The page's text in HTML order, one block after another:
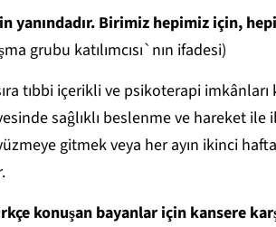
yanındadır. Birimiz hepimiz için,
grubu katılımcısı`nın ifadesi)
tıbbi içerikli ve psikoterapi
saĝlıklı beslenme ve hareket
gitmek veya her ayın ikinci
konuşan bayanlar için kansere